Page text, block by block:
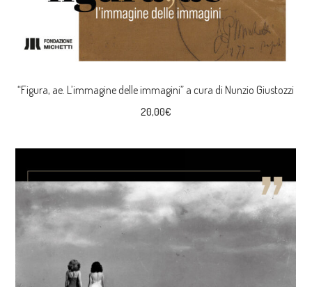
“Figura, ae. L’immagine delle immagini” a cura di Nunzio Giustozzi
20,00€